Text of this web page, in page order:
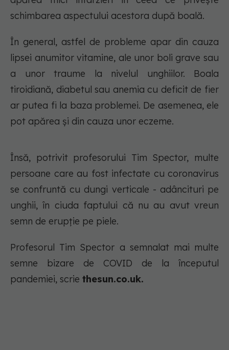
schimbarea aspectului acestora după boală.
În general, astfel de probleme apar din cauza
lipsei anumitor vitamine, ale unor boli grave sau
a unor traume la nivelul unghiilor. Boala
tiroidiană, diabetul sau anemia cu deficit de fier
ar putea fi la baza problemei. De asemenea, ele
pot apărea și din cauza unor eczeme.
Însă, potrivit profesorului Tim Spector, multe
persoane care au fost infectate cu coronavirus
se confruntă cu dungi verticale - adâncituri pe
unghii, în ciuda faptului că nu au avut vreun
semn de erupție pe piele.
Profesorul Tim Spector a semnalat mai multe
semne bizare de COVID de la începutul
pandemiei, scrie thesun.co.uk.